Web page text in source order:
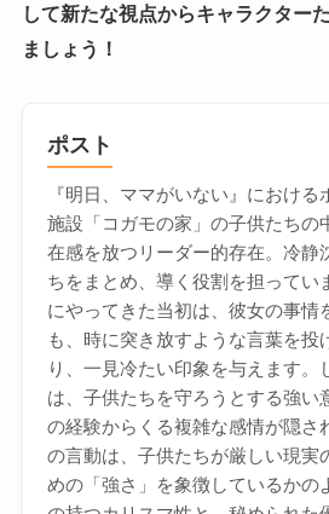
して新たな視点からキャラクター
ましょう！
ポスト
『明日、ママがいない』におけ
施設「コガモの家」の子供たちの
在感を放つリーダー的存在。冷静
ちをまとめ、導く役割を担ってい
にやってきた当初は、彼女の事情
も、時に突き放すような言葉を投
り、一見冷たい印象を与えます。
は、子供たちを守ろうとする強い
の経験からくる複雑な感情が隠さ
の言動は、子供たちが厳しい現実
めの「強さ」を象徴しているかの